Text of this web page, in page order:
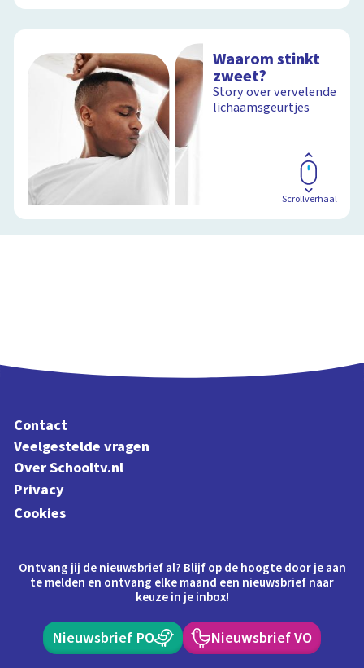
Waarom stinkt
zweet?
Story over vervelende
lichaamsgeurtjes
Scrollverhaal
Contact
Veelgestelde vragen
Over Schooltv.nl
Privacy
Cookies
Ontvang jij de nieuwsbrief al? Blijf op de hoogte door je aan
te melden en ontvang elke maand een nieuwsbrief naar
keuze in je inbox!
Nieuwsbrief PO Nieuwsbrief VO